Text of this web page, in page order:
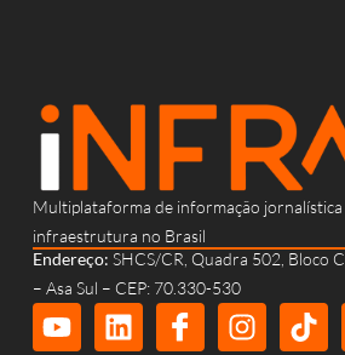
Multiplataforma de informação
infraestrutura no Brasil
Endereço: SHCS/CR, Quadra 502, Bloco
– Asa Sul – CEP: 70.330-530